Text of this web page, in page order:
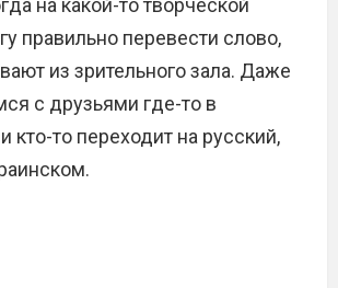
на какой-то творческой
правильно перевести слово,
из зрительного зала. Даже
с друзьями где-то в
кто-то переходит на русский,